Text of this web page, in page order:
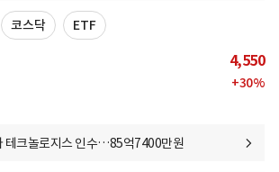
코스닥 ETF
4,550
+30%
테크놀로지스 인수…85억7400만원